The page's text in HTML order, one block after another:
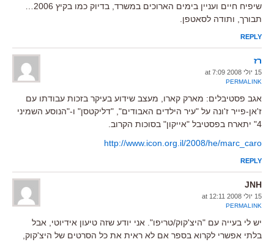
שיפיח חיים ועניין בימים הארוכים במשרד, בדיוק כמו בקיץ 2006…
תבורך, ותודה לסאטפן.
REPLY
רז
15 יולי 2008 at 7:09
PERMALINK
אגב פסטיבלים: מארק קארו, מעצב שידוע בעיקר בזכות עבודתו עם
ז'אן-פייר ז'ונה על "עיר הילדים האבודים", "דליקטסן" ו-"הנוסע השמיני
4" יתארח בפסטיבל "אייקון" בסוכות הקרוב.
http://www.icon.org.il/2008/he/marc_caro
REPLY
JNH
15 יולי 2008 at 12:11
PERMALINK
יש לי בעייה עם "היצ'קוק/טריפו". אני יודע שזה טיעון אידיוטי, אבל
בלתי אפשרי לקרוא בספר אם לא ראית את כל הסרטים של היצ'קוק,